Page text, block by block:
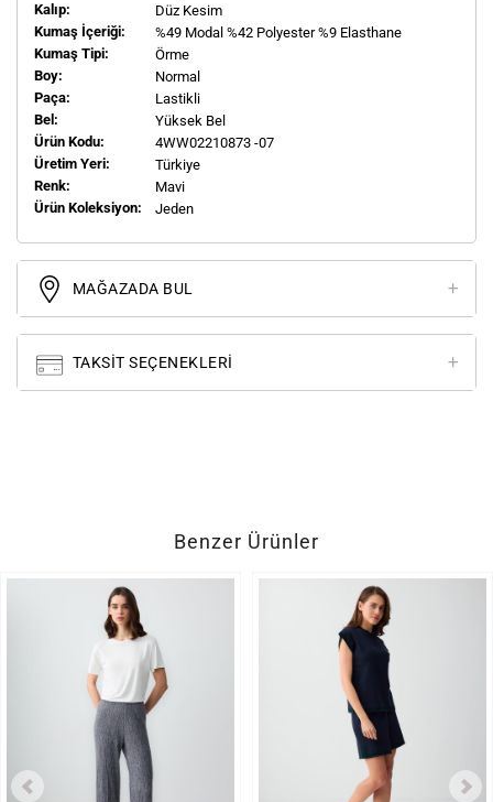
Kalıp:
Düz Kesim
Kumaş İçeriği:
%49 Modal %42 Polyester %9 Elasthane
Kumaş Tipi:
Örme
Boy:
Normal
Paça:
Lastikli
Bel:
Yüksek Bel
Ürün Kodu:
4WW02210873 -07
Üretim Yeri:
Türkiye
Renk:
Mavi
Ürün Koleksiyon:
Jeden
MAĞAZADA BUL
TAKSIT SEÇENEKLERI
Benzer Ürünler